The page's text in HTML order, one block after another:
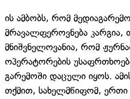
ის ამბობს, რომ
მრავალფეროვნება კარგია,
მნიშვნელოვანია, რომ
ოპერატორების
გარემოში დაცული იყოს.
თქმით, სახელმწიფომ, ერთი